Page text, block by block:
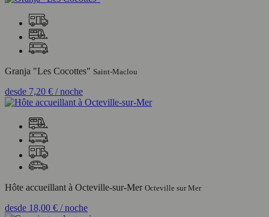
Granja "Les Cocottes" Saint-Maclou
desde 7,20 € / noche
Hôte accueillant à Octeville-sur-Mer Octeville sur Mer
desde 18,00 € / noche